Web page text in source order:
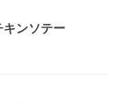
ンソテー